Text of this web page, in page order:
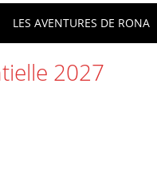
LES AVENTURES DE RONA
2027